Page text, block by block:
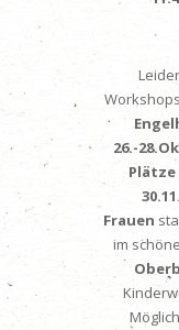
26.-
Frauen
im